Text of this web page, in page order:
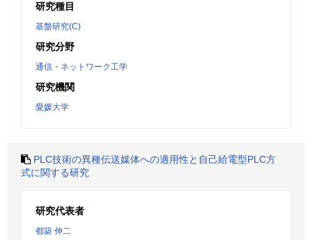
研究種目
基盤研究(C)
研究分野
通信・ネットワーク工学
研究機関
愛媛大学
PLC技術の異種伝送媒体への適用性と自己給電型PLC方
式に関する研究
研究代表者
都築 伸二